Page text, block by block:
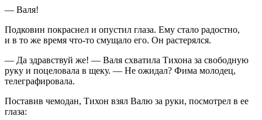
— Валя!
Подковин покраснел и опустил глаза. Ему стало радостно,
и в то же время что-то смущало его. Он растерялся.
— Да здравствуй же! — Валя схватила Тихона за свободную
руку и поцеловала в щеку. — Не ожидал? Фима молодец,
телеграфировала.
Поставив чемодан, Тихон взял Валю за руки, посмотрел в ее
глаза: